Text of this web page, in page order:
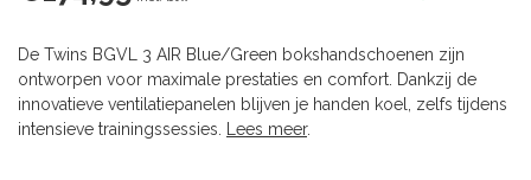
De Twins BGVL 3 AIR Blue/Green bokshandschoenen zijn
ontworpen voor maximale prestaties en comfort. Dankzij de
innovatieve ventilatiepanelen blijven je handen koel, zelfs tijdens
intensieve trainingssessies.
Lees meer.